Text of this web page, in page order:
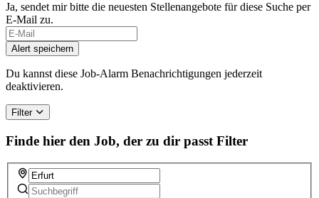
Ja, sendet mir bitte die neuesten Stellenangebote für diese Suche per
E-Mail zu.
Alert speichern
Du kannst diese Job-Alarm Benachrichtigungen jederzeit
deaktivieren.
Filter
Finde hier den Job, der zu dir passt Filter